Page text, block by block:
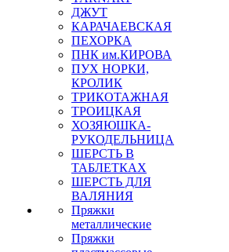
ДЖУТ
КАРАЧАЕВСКАЯ
ПЕХОРКА
ПНК им.КИРОВА
ПУХ НОРКИ,
КРОЛИК
ТРИКОТАЖНАЯ
ТРОИЦКАЯ
ХОЗЯЮШКА-
РУКОДЕЛЬНИЦА
ШЕРСТЬ В
ТАБЛЕТКАХ
ШЕРСТЬ ДЛЯ
ВАЛЯНИЯ
Пряжки
металлические
Пряжки